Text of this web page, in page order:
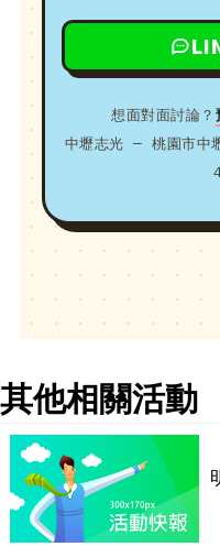
想面對面討論？
中壢志光 — 桃園市
其他相關活動